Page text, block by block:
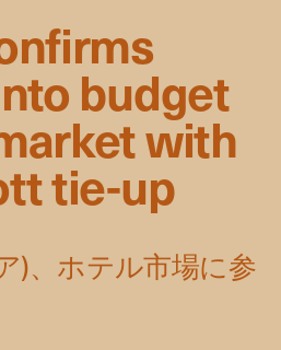
budget
with
tie-up